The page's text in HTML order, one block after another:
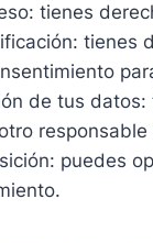
tienes
tienes
de tus
puedes